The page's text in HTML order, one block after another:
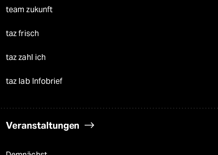
team zukunft
taz frisch
taz zahl ich
taz lab Infobrief
Veranstaltungen